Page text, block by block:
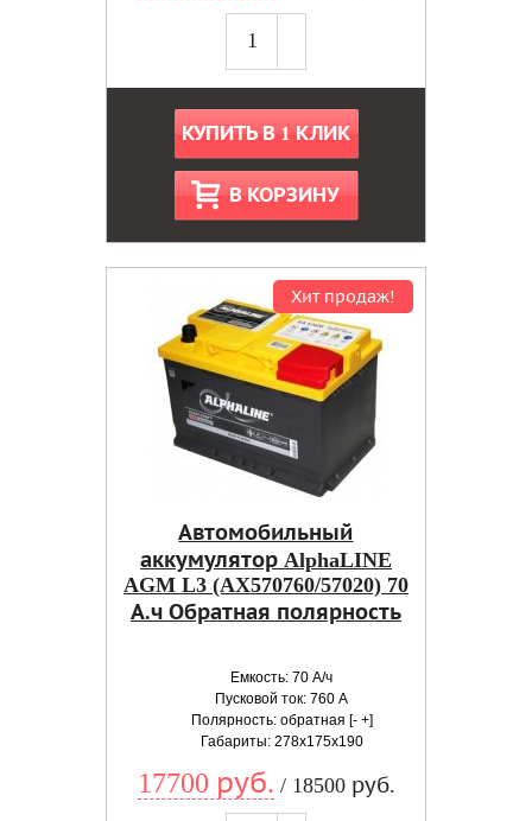
КУПИТЬ В 1 КЛИК
В КОРЗИНУ
Хит продаж!
Автомобильный
аккумулятор AlphaLINE
AGM L3 (AX570760/57020) 70
А.ч Обратная полярность
Емкость: 70 А/ч
Пусковой ток: 760 А
Полярность: обратная [- +]
Габариты: 278x175x190
17700 руб. / 18500 руб.